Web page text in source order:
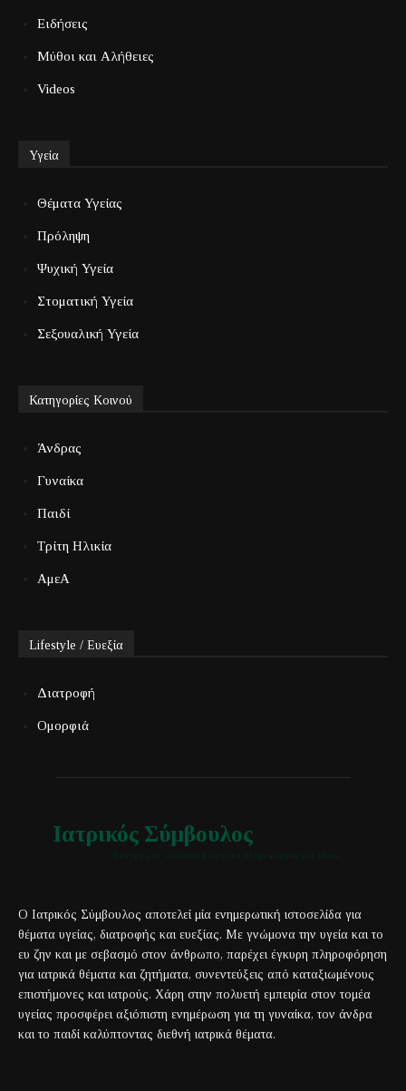
Ειδήσεις
Μύθοι και Αλήθειες
Videos
Υγεία
Θέματα Υγείας
Πρόληψη
Ψυχική Υγεία
Στοματική Υγεία
Σεξουαλική Υγεία
Κατηγορίες Κοινού
Άνδρας
Γυναίκα
Παιδί
Τρίτη Ηλικία
ΑμεΑ
Lifestyle / Ευεξία
Διατροφή
Ομορφιά
Ιατρικός Σύμβουλος
Ο Ιατρικός Σύμβουλος αποτελεί μία ενημερωτική ιστοσελίδα για
θέματα υγείας, διατροφής και ευεξίας. Με γνώμονα την υγεία και το
ευ ζην και με σεβασμό στον άνθρωπο, παρέχει έγκυρη πληροφόρηση
για ιατρικά θέματα και ζητήματα, συνεντεύξεις από καταξιωμένους
επιστήμονες και ιατρούς. Χάρη στην πολυετή εμπειρία στον τομέα
υγείας προσφέρει αξιόπιστη ενημέρωση για τη γυναίκα, τον άνδρα
και το παιδί καλύπτοντας διεθνή ιατρικά θέματα.